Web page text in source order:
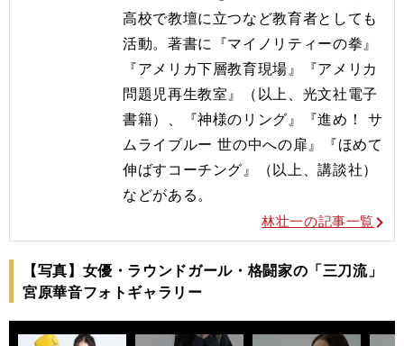
高校で教壇に立つなど教育者としても
活動。著書に『マイノリティーの拳』
『アメリカ下層教育現場』『アメリカ
問題児再生教室』（以上、光文社電子
書籍）、『神様のリング』『進め！ サ
ムライブルー 世の中への扉』『ほめて
伸ばすコーチング』（以上、講談社）
などがある。
林壮一の記事一覧
【写真】女優・ラウンドガール・格闘家の「三刀流」
宮原華音フォトギャラリー